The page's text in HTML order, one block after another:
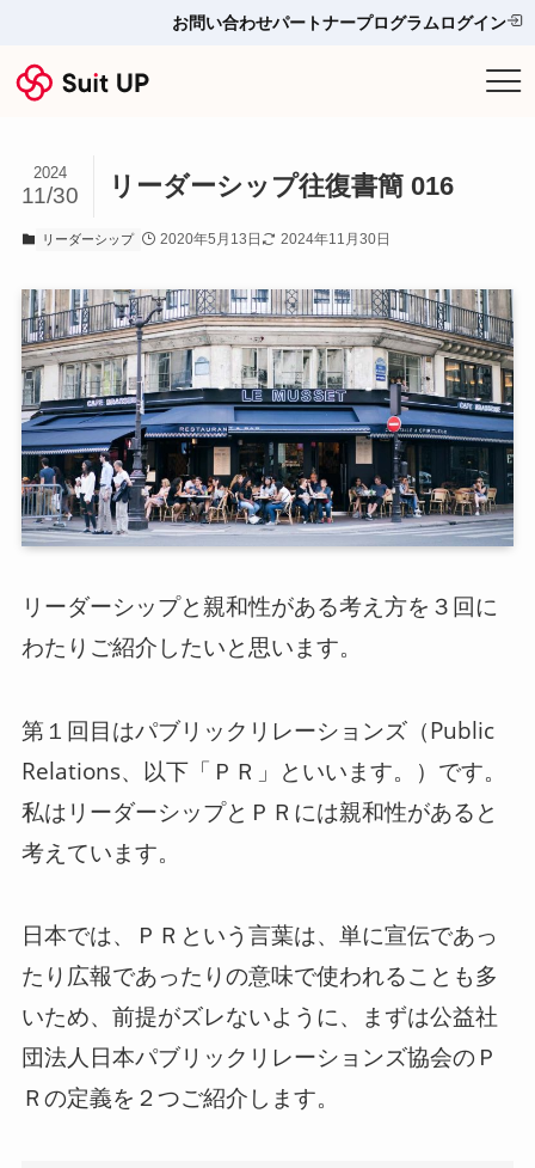
プランと料金
他ツールとの比較＆選び方
導入事例
お役立ち情報
お問い合わせ
サービス概要資料はこちら
お問い合わせパートナープログラムログイン
リーダーシップ往復書簡 016
2024
11/30
リーダーシップ 2020年5月13日 2024年11月30日
リーダーシップと親和性がある考え方を３回に
わたりご紹介したいと思います。
第１回目はパブリックリレーションズ（Public
Relations、以下「ＰＲ」といいます。）です。
私はリーダーシップとＰＲには親和性があると
考えています。
日本では、ＰＲという言葉は、単に宣伝であっ
たり広報であったりの意味で使われることも多
いため、前提がズレないように、まずは公益社
団法人日本パブリックリレーションズ協会のＰ
Ｒの定義を２つご紹介します。